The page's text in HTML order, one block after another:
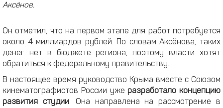
Аксёнов.
Он отметил, что на первом этапе для работ потребуется
около 4 миллиардов рублей. По словам Аксёнова, таких
денег нет в бюджете региона, поэтому власти хотят
обратиться к федеральному правительству.
В настоящее время руководство Крыма вместе с Союзом
кинематографистов России ужеразработало концепцию
развития студии. Она направлена на рассмотрение в